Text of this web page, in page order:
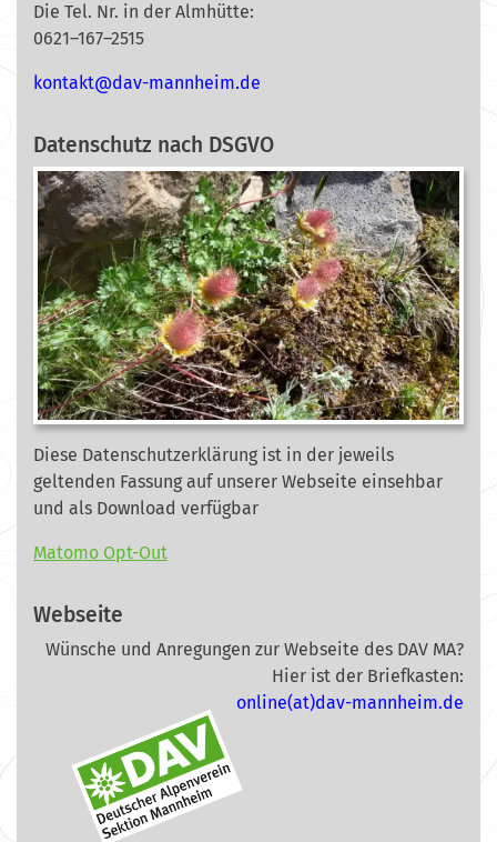
Die Tel. Nr. in der Almhütte:
0621–167–2515
ed.mi
ehnna
m-vad
@tkat
nok
Datenschutz nach DSGVO
Diese Datenschutzerklärung ist in der jeweils
geltenden Fassung auf unserer Webseite einsehbar
und als Download verfügbar
Matomo Opt-Out
Webseite
Wünsche und Anregungen zur Webseite des DAV MA?
Hier ist der Briefkasten:
online(at)dav-mannheim.de